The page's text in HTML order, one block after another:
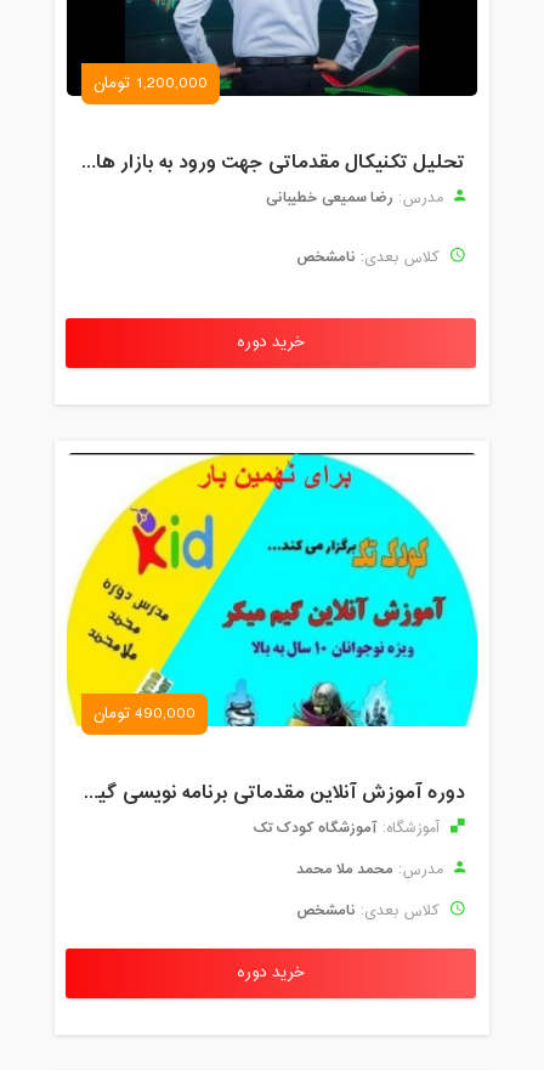
1,200,000 تومان
تحلیل تکنیکال مقدماتی جهت ورود به بازار های مالی (رمز ارز و فارکس )
مدرس: رضا سمیعی خطیبانی
کلاس بعدی: نامشخص
خرید دوره
490,000 تومان
دوره آموزش آنلاین مقدماتی برنامه نویسی گیم میکر کودک و نوجوان (برای نهمین بار) کودک تک
آموزشگاه: آموزشگاه کودک تک
مدرس: محمد ملا محمد
کلاس بعدی: نامشخص
خرید دوره